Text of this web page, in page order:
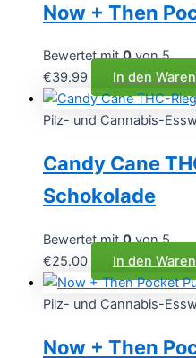
Now + Then
Bewertet mit0von 5
€39.99 In den
Pilz- und Cannabis-
Candy Cane
Schokolade
Bewertet mit0von 5
€25.00 In den
Pilz- und Cannabis-
Now + Then